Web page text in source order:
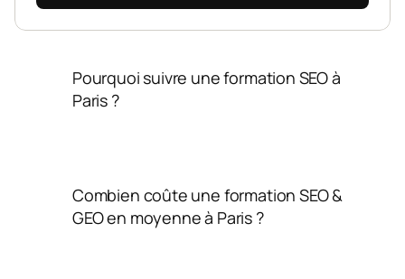
Pourquoi suivre une formation SEO à
Paris ?
Combien coûte une formation SEO &
GEO en moyenne à Paris ?